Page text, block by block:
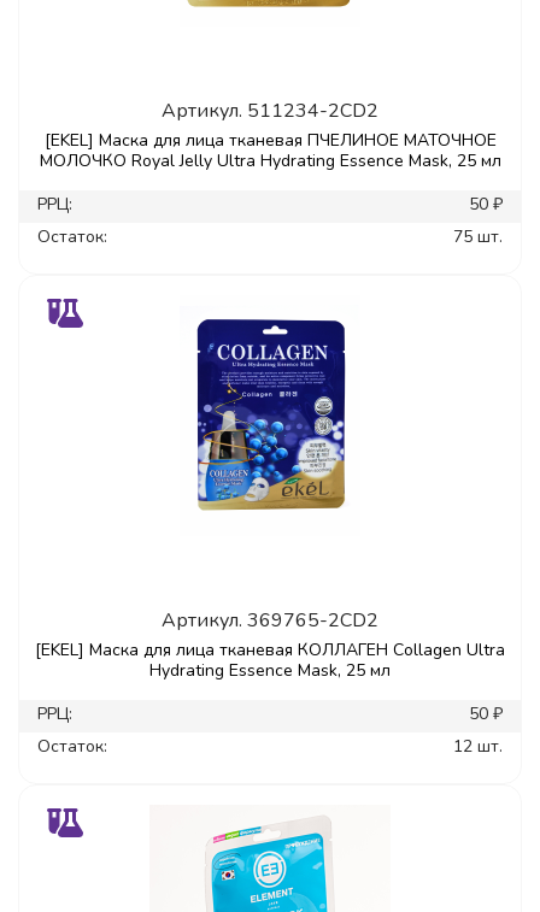
Артикул. 511234-2CD2
[EKEL] Маска для лица тканевая ПЧЕЛИНОЕ МАТОЧНОЕ
МОЛОЧКО Royal Jelly Ultra Hydrating Essence Mask, 25 мл
РРЦ:
50 ₽
Остаток:
75 шт.
Артикул. 369765-2CD2
[EKEL] Маска для лица тканевая КОЛЛАГЕН Collagen Ultra
Hydrating Essence Mask, 25 мл
РРЦ:
50 ₽
Остаток:
12 шт.